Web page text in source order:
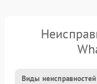
Виды неисправностей